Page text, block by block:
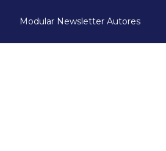
Modular Newsletter Autores